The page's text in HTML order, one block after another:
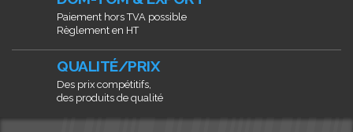
Paiement hors TVA possible
Règlement en HT
QUALITÉ/PRIX
Des prix compétitifs,
des produits de qualité